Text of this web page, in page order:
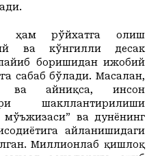
ҳам рўйхатга олиш
ва кўнгилли десак
боришидан ижобий
сабаб бўлади. Масалан,
ва айниқса, инсон
шакллантирилиши
мўъжизаси” ва дунёнинг
айланишидаги
Миллионлаб қишлоқ